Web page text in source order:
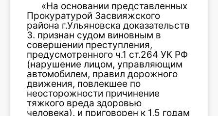
«На основании представленных
Прокуратурой Засвияжского
района г.Ульяновска доказательств
З. признан судом виновным в
совершении преступления,
предусмотренного ч.1 ст.264 УК РФ
(нарушение лицом, управляющим
автомобилем, правил дорожного
движения, повлекшее по
неосторожности причинение
тяжкого вреда здоровью
человека), и приговорен к 1,5 годам